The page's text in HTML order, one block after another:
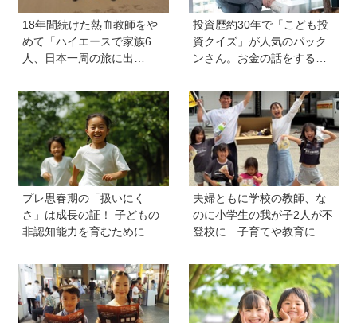
18年間続けた熱血教師をや
めて「ハイエースで家族6
人、日本一周の旅に出
きっかけに、新たな一歩を
踏み出した教師夫妻の決断
投資歴約30年で「こども投
資クイズ」が人気のパック
ンさん。お金の話をするの
どもも正しい節約、投資方
法を知ってほしい
プレ思春期の「扱いにく
さ」は成長の証！ 子どもの
非認知能力を育むために親
夫婦ともに学校の教師、な
のに小学生の我が子2人が不
登校に…子育てや教育に悩
「退職しよう」と決意する
まで